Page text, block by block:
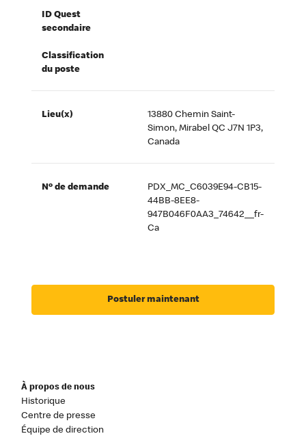
ID Quest
secondaire
Classification
du poste
Lieu(x)
13880 Chemin Saint-
Simon, Mirabel QC J7N 1P3,
Canada
Nº de demande
PDX_MC_C6039E94-CB15-
44BB-8EE8-
947B046F0AA3_74642__fr-
Ca
Postuler maintenant
À propos de nous
Historique
Centre de presse
Équipe de direction